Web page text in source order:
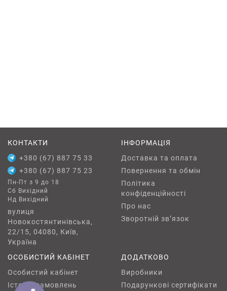
-Корозійна стійкість;
-Довговічність;
-Естетичний зовнішній вигляд;
КОНТАКТИ
+380 (67) 887 75 33
+380 (67) 887 75 23
Пн-Пт з 9 до 18
Сб Вихідний
Нд Вихідний
вулиця
Новокостянтинівська,
22/15, 04080, Київ,
Україна
ІНФОРМАЦІЯ
Доставка та оплата
Повернення та обмін
Політика
конфіденційності
Про нас
Зворотній зв’язок
ОСОБИСТИЙ КАБІНЕТ
Особистий кабінет
Історія замовлень
ДОДАТКОВО
Виробники
Подарункові сертифікати